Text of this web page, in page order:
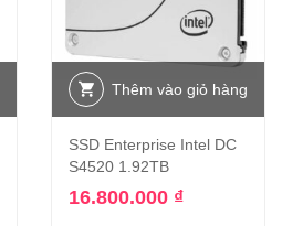
Thêm vào giỏ hàng
SSD Enterprise Intel DC
S4520 1.92TB
16.800.000 ₫